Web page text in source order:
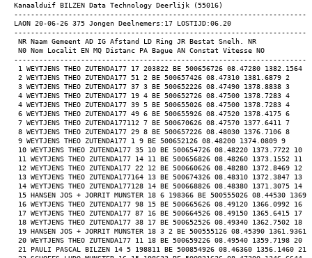
Kanaalduif BILZEN Data Technology Deerlijk (55016)
LAON 20-06-26 375 Jongen Deelnemers:17 LOSTIJD:06.20
NR Naam Gemeent AD IG Afstand LD Ring JR Bestat Snelh. NR
N0 Nom Localit EN MQ Distanc PA Bague AN Constat Vitesse NO
1 WEYTJENS THEO ZUTENDA177 17 203822 BE 500656726 08.47280 1382.1564
2 WEYTJENS THEO ZUTENDA177 51 2 BE 500657426 08.47310 1381.6879 2
3 WEYTJENS THEO ZUTENDA177 37 3 BE 500652226 08.47490 1378.8838 3
4 WEYTJENS THEO ZUTENDA177 19 4 BE 500652726 08.47500 1378.7283 4
4 WEYTJENS THEO ZUTENDA177 39 5 BE 500655026 08.47500 1378.7283 4
6 WEYTJENS THEO ZUTENDA177 49 6 BE 500655926 08.47520 1378.4175 6
7 WEYTJENS THEO ZUTENDA177112 7 BE 500670626 08.47570 1377.6411 7
8 WEYTJENS THEO ZUTENDA177 29 8 BE 500657226 08.48030 1376.7106 8
9 WEYTJENS THEO ZUTENDA177 1 9 BE 500652126 08.48200 1374.0809 9
10 WEYTJENS THEO ZUTENDA177 35 10 BE 500654726 08.48220 1373.7722 10
11 WEYTJENS THEO ZUTENDA177 14 11 BE 500656826 08.48260 1373.1552 11
12 WEYTJENS THEO ZUTENDA177 22 12 BE 500660626 08.48280 1372.8469 12
13 WEYTJENS THEO ZUTENDA177164 13 BE 500674326 08.48310 1372.3847 13
14 WEYTJENS THEO ZUTENDA177128 14 BE 500668826 08.48380 1371.3075 14
15 HANSEN JOS + JORRIT MUNSTER 18 6 198366 BE 500555026 08.44530
16 WEYTJENS THEO ZUTENDA177 98 15 BE 500665626 08.49120 1366.0992 16
17 WEYTJENS THEO ZUTENDA177 87 16 BE 500664526 08.49150 1365.6415 17
18 WEYTJENS THEO ZUTENDA177 38 17 BE 500652526 08.49340 1362.7502 18
19 HANSEN JOS + JORRIT MUNSTER 18 3 2 BE 500555126 08.45390
20 WEYTJENS THEO ZUTENDA177 11 18 BE 500659226 08.49540 1359.7198 20
21 PAULI PASCAL BILZEN 14 5 198811 BE 500854926 08.46360 1356.1460 21